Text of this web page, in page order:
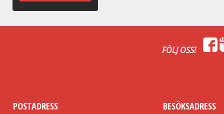
FÖLJ OSS!
POSTADRESS BESÖKSADRESS